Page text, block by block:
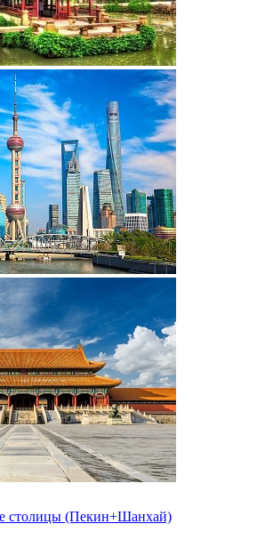
столицы (Пекин+Шанхай)